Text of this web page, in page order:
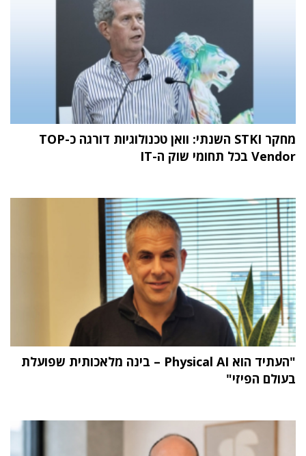
מחקר STKI השנתי: וואן טכנולוגיות דורגה כ-TOP
Vendor בכל תחומי שוק ה-IT
"העתיד הוא Physical AI – בינה מלאכותית שפועלת
בעולם הפיזי"